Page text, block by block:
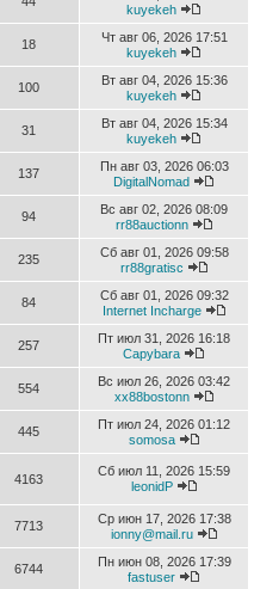
kuyekeh
18
Чт авг 06, 2026 17:51
kuyekeh
100
Вт авг 04, 2026 15:36
kuyekeh
31
Вт авг 04, 2026 15:34
kuyekeh
137
Пн авг 03, 2026 06:03
DigitalNomad
94
Вс авг 02, 2026 08:09
rr88auctionn
235
Сб авг 01, 2026 09:58
rr88gratisc
84
Сб авг 01, 2026 09:32
Internet Incharge
257
Пт июл 31, 2026 16:18
Capybara
554
Вс июл 26, 2026 03:42
xx88bostonn
445
Пт июл 24, 2026 01:12
somosa
4163
Сб июл 11, 2026 15:59
leonidP
7713
Ср июн 17, 2026 17:38
ionny@mail.ru
6744
Пн июн 08, 2026 17:39
fastuser